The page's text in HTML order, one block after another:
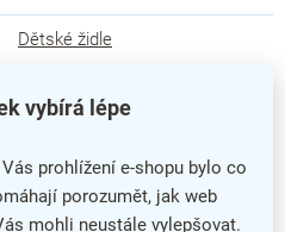
vybírá lépe
prohlížení e-shopu bylo co
porozumět, jak web
mohli neustále vylepšovat.
Dětské židle
100 kg